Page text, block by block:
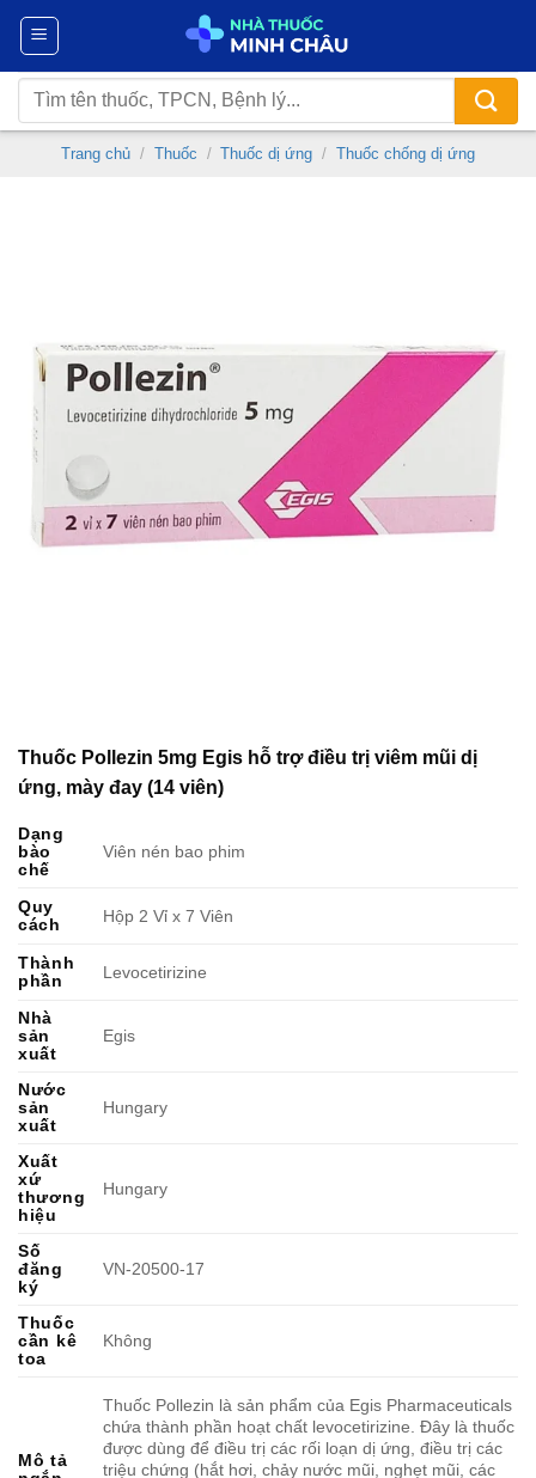
Chuyển
nội
dung
Tìm
kiếm:
Trang chủ / Thuốc / Thuốc dị ứng / Thuốc chống dị ứng
Thuốc Pollezin 5mg Egis hỗ trợ điều trị viêm mũi dị
ứng, mày đay (14 viên)
Dạng
bào
chế
Viên nén bao phim
Quy
cách
Hộp 2 Vỉ x 7 Viên
Thành
phần
Levocetirizine
Nhà
sản
xuất
Egis
Nước
sản
xuất
Hungary
Xuất
xứ
thương
hiệu
Hungary
Số
đăng
ký
VN-20500-17
Thuốc
cần kê
toa
Không
Mô tả
Thuốc Pollezin là sản phẩm của Egis Pharmaceuticals
chứa thành phần hoạt chất levocetirizine. Đây là thuốc
được dùng để điều trị các rối loạn dị ứng, điều trị các
triệu chứng (hắt hơi, chảy nước mũi, nghẹt mũi, các